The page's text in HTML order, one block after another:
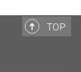
TOP